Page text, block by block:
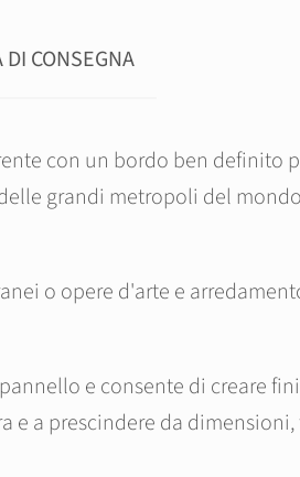
DI CONSEGNA
con un bordo ben definito
grandi metropoli del
o opere d'arte e
e consente di creare
a prescindere da dimensioni,